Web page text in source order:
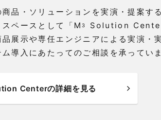
商品・ソリューションを実演・提案す
スペースとして「M3
Solution
展示や専任エンジニアによる実演・
導入にあたってのご相談を承っていま
Centerの詳細を見る